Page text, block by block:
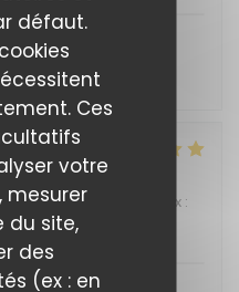
défaut.
Ces
votre
mesurer
du site,
des
(ex : en
très bon, petite
:5 /5 Qualité / Prix :